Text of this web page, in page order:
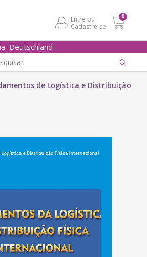
Entre ou
Cadastre-se
0
Deutschland
de Logística e Distribuição